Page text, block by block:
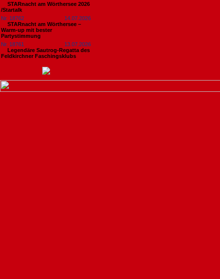
STARnacht am Wörthersee 2026
/Startalk
Nr. 18762
14.07.2026
STARnacht am Wörthersee –
Warm-up mit bester
Partystimmung
Nr. 18761
13.07.2026
Legendäre Sautrog-Regatta des
Feldkirchner Faschingsklubs